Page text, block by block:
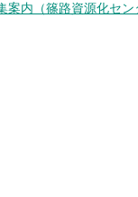
案内（篠路資源化セン